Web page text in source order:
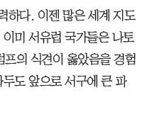
하다. 이젠 많은 세계 지도
미 서유럽 국가들은 나토
의 식견이 옳았음을 경험
도 앞으로 서구에 큰 파